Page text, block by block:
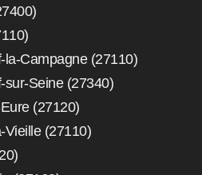
la-Campagne (27110)
sur-Seine (27340)
(27120)
Vieille (27110)